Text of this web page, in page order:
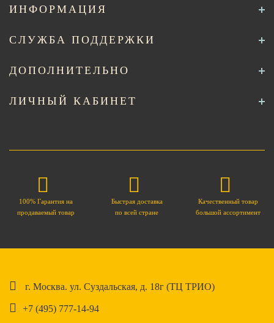
ИНФОРМАЦИЯ
СЛУЖБА ПОДДЕРЖКИ
ДОПОЛНИТЕЛЬНО
ЛИЧНЫЙ КАБИНЕТ
100% Гарантия на
продаваемый товар
Быстрая доставка
по всей стране
Качественный товар
большой ассортимент
г. Москва. ул. Суздальская, д. 18г (ТЦ ТРИО)
+7 (495) 777-14-94